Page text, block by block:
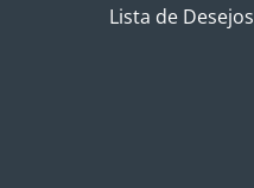
Lista de Desejos